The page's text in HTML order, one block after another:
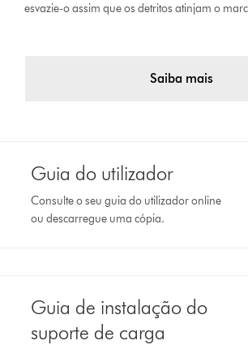
esvazie-o assim que os detritos atinjam o
Saiba mais
Guia do utilizador
Consulte o seu guia do utilizador online
ou descarregue uma cópia.
Guia de instalação do
suporte de carga